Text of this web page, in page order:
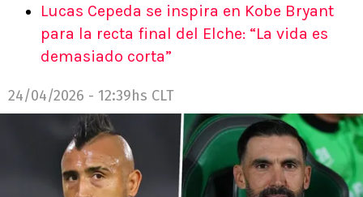
Lucas Cepeda se inspira en Kobe Bryant
para la recta final del Elche: “La vida es
demasiado corta”
24/04/2026 - 12:39hs CLT